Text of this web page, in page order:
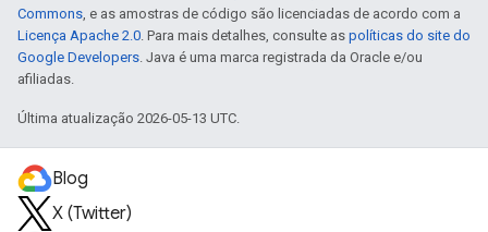
Commons, e as amostras de código são licenciadas de acordo com a
Licença Apache 2.0. Para mais detalhes, consulte as políticas do site do
Google Developers. Java é uma marca registrada da Oracle e/ou
afiliadas.
Última atualização 2026-05-13 UTC.
Blog
X (Twitter)